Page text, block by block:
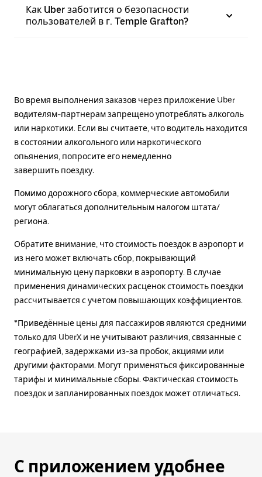
Как Uber заботится о безопасности
пользователей в г. Temple Grafton?
Во время выполнения заказов через приложение Uber
водителям-партнерам запрещено употреблять алкоголь
или наркотики. Если вы считаете, что водитель находится
в состоянии алкогольного или наркотического
опьянения, попросите его немедленно
завершить поездку.
Помимо дорожного сбора, коммерческие автомобили
могут облагаться дополнительным налогом штата/
региона.
Обратите внимание, что стоимость поездок в аэропорт и
из него может включать сбор, покрывающий
минимальную цену парковки в аэропорту. В случае
применения динамических расценок стоимость поездки
рассчитывается с учетом повышающих коэффициентов.
*Приведённые цены для пассажиров являются средними
только для UberX и не учитывают различия, связанные с
географией, задержками из-за пробок, акциями или
другими факторами. Могут применяться фиксированные
тарифы и минимальные сборы. Фактическая стоимость
поездок и запланированных поездок может отличаться.
С приложением удобнее